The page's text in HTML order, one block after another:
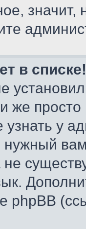
значит,
в списке!
же
узнать у
не
phpBB